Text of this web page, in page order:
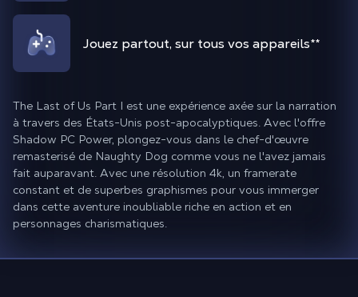
Jouez partout, sur tous vos appareils**
The Last of Us Part I est une expérience axée sur la narration
à travers des États-Unis post-apocalyptiques. Avec l'offre
Shadow PC Power, plongez-vous dans le chef-d'œuvre
remasterisé de Naughty Dog comme vous ne l'avez jamais
fait auparavant. Avec une résolution 4k, un framerate
constant et de superbes graphismes pour vous immerger
dans cette aventure inoubliable riche en action et en
personnages charismatiques.